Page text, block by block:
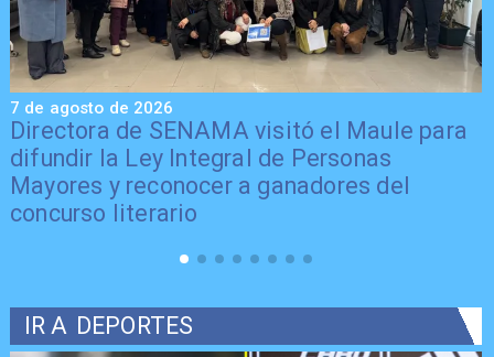
Directora de SENAMA visitó el Maule para
difundir la Ley Integral de Personas
Mayores y reconocer a ganadores del
concurso literario
7 de agosto de 2026
IR A DEPORTES